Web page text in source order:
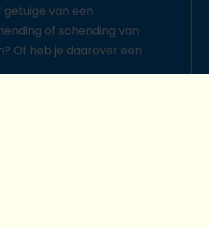
van een
of schending van
Of heb je daarover een